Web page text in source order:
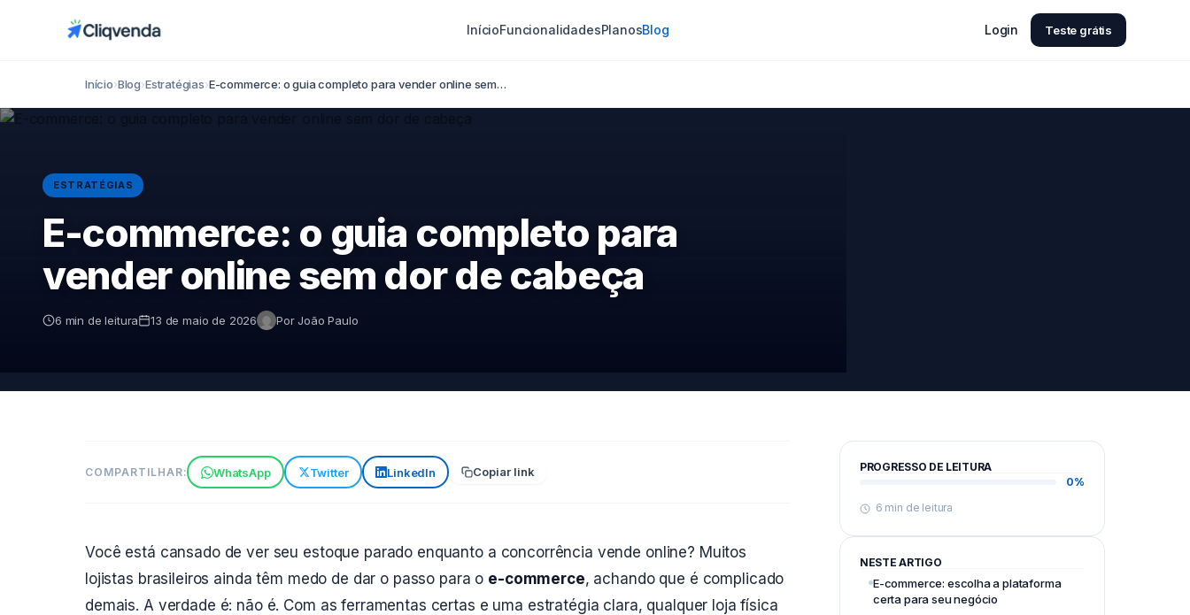
InícioFuncionalidadesPlanosBlog Login Teste grátis
Início›Blog›Estratégias›E-commerce: o guia completo para vender online sem…
ESTRATÉGIAS
E-commerce: o guia completo para
vender online sem dor de cabeça
6 min de leitura 13 de maio de 2026 Por João Paulo
COMPARTILHAR: WhatsApp Twitter LinkedIn Copiar link
Você está cansado de ver seu estoque parado enquanto a concorrência vende online? Muitos
lojistas brasileiros ainda têm medo de dar o passo para o e-commerce, achando que é complicado
demais. A verdade é: não é. Com as ferramentas certas e uma estratégia clara, qualquer loja física
PROGRESSO DE LEITURA
0%
6 min de leitura
NESTE ARTIGO
E-commerce: escolha a plataforma
certa para seu negócio